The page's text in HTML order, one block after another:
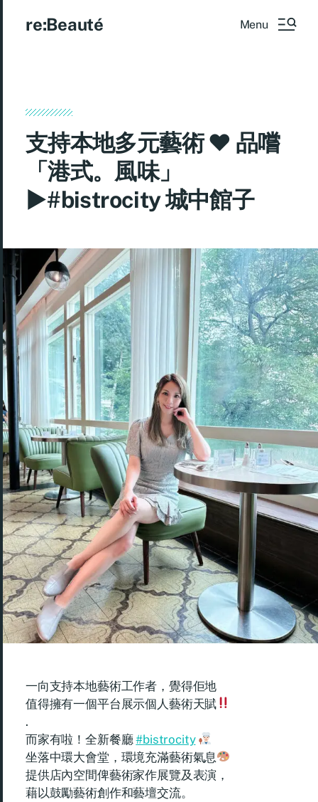
re:Beauté Menu
支持本地多元藝術 ♥ 品嚐
「港式。風味」
►#bistrocity 城中館子
一向支持本地藝術工作者，覺得佢地
值得擁有一個平台展示個人藝術天賦
.
而家有啦！全新餐廳#bistrocity
坐落中環大會堂，環境充滿藝術氣息
提供店內空間俾藝術家作展覽及表演，
藉以鼓勵藝術創作和藝壇交流。